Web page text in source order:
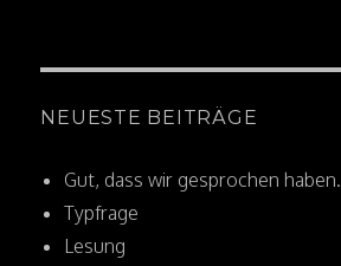
NEUESTE BEITRÄGE
Gut, dass wir gesprochen haben.
Typfrage
Lesung